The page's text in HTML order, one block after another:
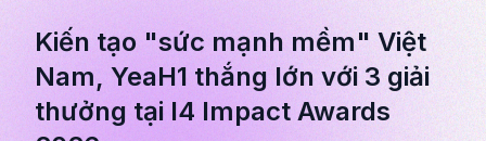
Kiến tạo "sức mạnh mềm" Việt
Nam, YeaH1 thắng lớn với 3 giải
thưởng tại I4 Impact Awards